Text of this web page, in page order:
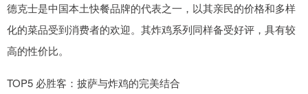
德克士是中国本土快餐品牌的代表之一，以其亲民的价格和多样
化的菜品受到消费者的欢迎。其炸鸡系列同样备受好评，具有较
高的性价比。
TOP5 必胜客：披萨与炸鸡的完美结合